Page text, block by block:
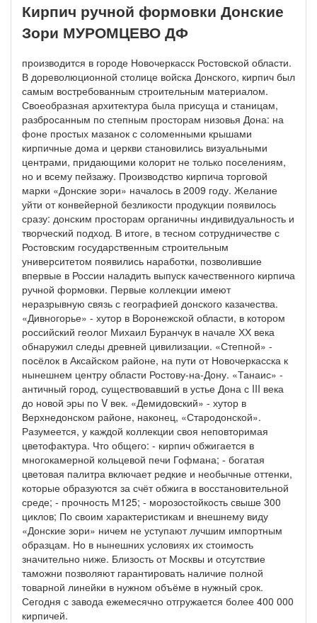
Кирпич ручной формовки Донские
Зори МУРОМЦЕВО ДФ
производится в городе Новочеркасск Ростовской области.
В дореволюционной столице войска Донского, кирпич был
самым востребованным строительным материалом.
Своеобразная архитектура была присуща и станицам,
разбросанным по степным просторам низовья Дона: на
фоне простых мазанок с соломенными крышами
кирпичные дома и церкви становились визуальными
центрами, придающими колорит не только поселениям,
но и всему пейзажу. Производство кирпича торговой
марки «Донские зори» началось в 2009 году. Желание
уйти от конвейерной безликости продукции появилось
сразу: донским просторам органичны индивидуальность и
творческий подход. В итоге, в тесном сотрудничестве с
Ростовским государственным строительным
университетом появились наработки, позволившие
впервые в России наладить выпуск качественного кирпича
ручной формовки. Первые коллекции имеют
неразрывную связь с географией донского казачества.
«Дивногорье» - хутор в Воронежской области, в котором
российский геолог Михаил Буранчук в начале ХХ века
обнаружил следы древней цивилизации. «Степной» -
посёлок в Аксайском районе, на пути от Новочеркасска к
нынешнем центру области Ростову-на-Дону. «Танаис» -
античный город, существовавший в устье Дона с III века
до новой эры по V век. «Демидовский» - хутор в
Верхнедонском районе, наконец, «Стародонской».
Разумеется, у каждой коллекции своя неповторимая
цветофактура. Что общего: - кирпич обжигается в
многокамерной кольцевой печи Гофмана; - богатая
цветовая палитра включает редкие и необычные оттенки,
которые образуются за счёт обжига в восстановительной
среде; - прочность М125; - морозостойкость свыше 300
циклов; По своим характеристикам и внешнему виду
«Донские зори» ничем не уступают лучшим импортным
образцам. Но в нынешних условиях их стоимость
значительно ниже. Близость от Москвы и отсутствие
таможни позволяют гарантировать наличие полной
товарной линейки в нужном объёме в нужный срок.
Сегодня с завода ежемесячно отгружается более 400 000
кирпичей.